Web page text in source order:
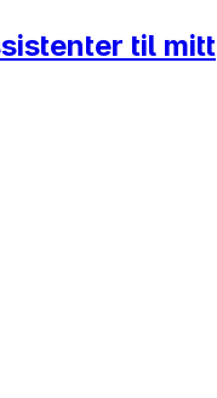
til mitt